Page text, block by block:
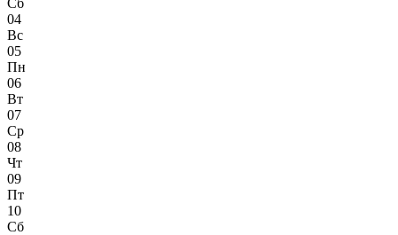
Сб
04
Вс
05
Пн
06
Вт
07
Ср
08
Чт
09
Пт
10
Сб